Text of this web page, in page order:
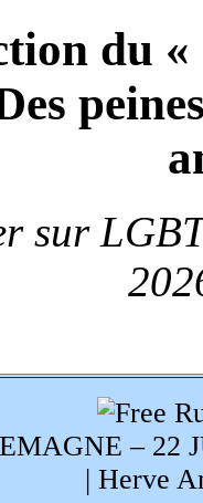
du «
sur
– 22
| Herve